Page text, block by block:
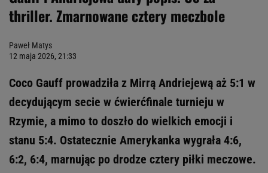
thriller. Zmarnowane cztery meczbole
Paweł Matys
12 maja 2026, 21:33
Coco Gauff prowadziła z Mirrą Andriejewą aż 5:1 w
decydującym secie w ćwierćfinale turnieju w
Rzymie, a mimo to doszło do wielkich emocji i
stanu 5:4. Ostatecznie Amerykanka wygrała 4:6,
6:2, 6:4, marnując po drodze cztery piłki meczowe.